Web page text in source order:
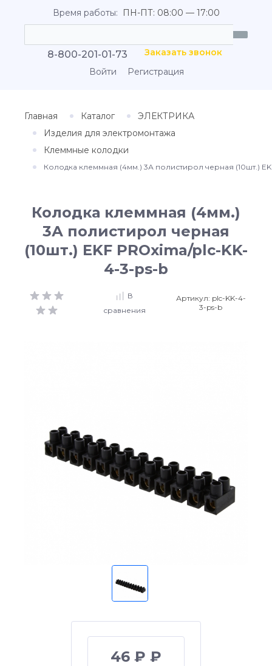
Время работы: ПН-ПТ: 08:00 — 17:00
8-800-201-01-73
Заказать звонок
Войти
Регистрация
Главная Каталог
ЭЛЕКТРИКА
Изделия для электромонтажа
Клеммные колодки
Колодка клеммная (4мм.) 3А полистирол черная (10шт.)
Колодка клеммная (4мм.)
3А полистирол черная
(10шт.) EKF PROxima/plc-KK-
4-3-ps-b
В
сравнения
Артикул: plc-KK-4-
3-ps-b
46 ₽ ₽